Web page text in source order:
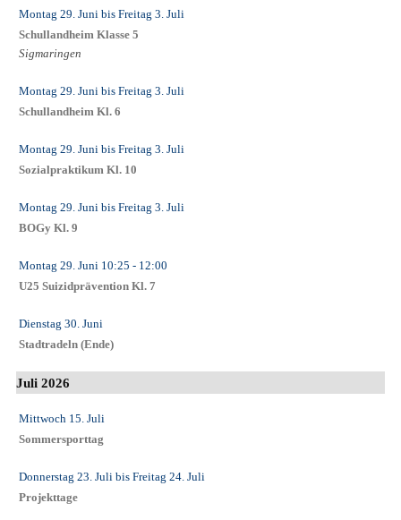
Montag 29. Juni bis Freitag 3. Juli
Schullandheim Klasse 5
Sigmaringen
Montag 29. Juni bis Freitag 3. Juli
Schullandheim Kl. 6
Montag 29. Juni bis Freitag 3. Juli
Sozialpraktikum Kl. 10
Montag 29. Juni bis Freitag 3. Juli
BOGy Kl. 9
Montag 29. Juni 10:25 - 12:00
U25 Suizidprävention Kl. 7
Dienstag 30. Juni
Stadtradeln (Ende)
Juli 2026
Mittwoch 15. Juli
Sommersporttag
Donnerstag 23. Juli bis Freitag 24. Juli
Projekttage